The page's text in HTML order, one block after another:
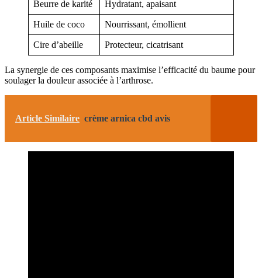
Beurre de karité Hydratant, apaisant
Huile de coco Nourrissant, émollient
Cire d’abeille Protecteur, cicatrisant
La synergie de ces composants maximise l’efficacité du baume pour
soulager la douleur associée à l’arthrose.
Article Similaire crème arnica cbd avis